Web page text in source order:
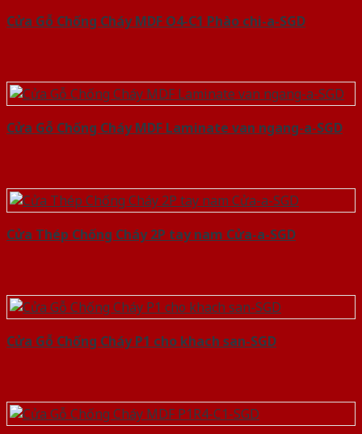
Cửa Gỗ Chống Cháy MDF O4-C1 Phào chi-a-SGD
Cửa Gỗ Chống Cháy MDF Laminate van ngang-a-SGD
Cửa Thép Chống Cháy 2P tay nam Cửa-a-SGD
Cửa Gỗ Chống Cháy P1 cho khach san-SGD